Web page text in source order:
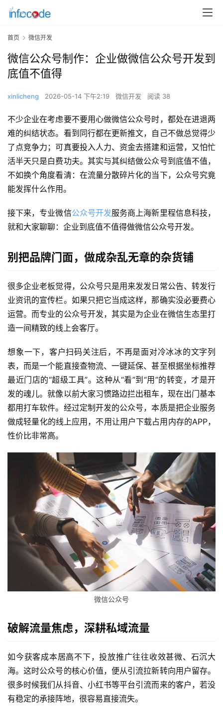
首页 微信开发
微信公众号制作：企业做微信公众号开发到
底值不值得
xinlicheng 2026-05-14 下午2:19 微信开发 阅读 38
不少企业在考虑要不要用心做微信公众号时，都处在进退两
难的纠结状态。看到同行都在更新推文，自己不做总觉得少
了点竞争力；可真要投入人力、资金去搭建和运营，又怕忙
活半天只是白费功夫。其实与其纠结做公众号到底值不值，
不如换个角度看清：在流量分散碎片化的当下，公众号究竟
能发挥什么作用。
接下来，专业微信公众号开发服务商上海新里程信息科技，
就和大家聊聊：企业到底值不值得做微信公众号开发。
别把品牌门面，做成杂乱无章的杂货铺
很多企业老板觉得，公众号只是用来发发日常公告、转发行
业资讯的宣传栏。如果只把它当成这样，那确实没必要费心
运营。而专业的公众号开发，其实是为企业在微信生态里打
造一间精致的线上会客厅。
想象一下，客户扫码关注后，不再是面对冷冰冰的文字列
表，而是一个能直接查物流、一键延保、甚至根据坐标推荐
最近门店的“超级工具”。这种从“看”到“用”的转变，才是开
发的魂儿。就像以前大家习惯路边拦出租车，现在出门基本
都用打车软件。经过定制开发的公众号，本质是把企业服务
做成轻量化的线上应用，不用让用户下载占用内存的APP，
性价比非常高。
微信公众号
破解流量焦虑，深耕私域流量
如今获客成本居高不下，投放推广往往收效甚微、石沉大
海。这时公众号的核心价值，便从引流拉新转向用户留存。
很多时候我们从抖音、小红书等平台引流而来的客户，若没
有稳定的承接阵地，很容易直接流失。